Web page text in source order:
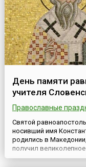
День памяти
учителя
Православные
Святой
носивший имя
родились в
получил
воспитываясь с